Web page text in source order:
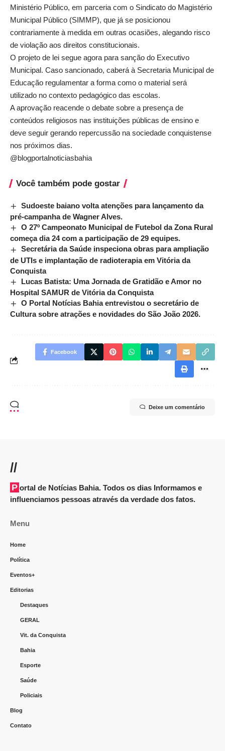
Ministério Público, em parceria com o Sindicato do Magistério
Municipal Público (SIMMP), que já se posicionou
contrariamente à medida em outras ocasiões, alegando risco
de violação aos direitos constitucionais.
O projeto de lei segue agora para sanção do Executivo
Municipal. Caso sancionado, caberá à Secretaria Municipal de
Educação regulamentar a forma como o material será
utilizado no contexto pedagógico das escolas.
A aprovação reacende o debate sobre a presença de
conteúdos religiosos nas instituições públicas de ensino e
deve seguir gerando repercussão na sociedade conquistense
nos próximos dias.
@blogportalnoticiasbahia
Você também pode gostar
Sudoeste baiano volta atenções para lançamento da
pré-campanha de Wagner Alves.
O 27º Campeonato Municipal de Futebol da Zona Rural
começa dia 24 com a participação de 29 equipes.
Secretária da Saúde inspeciona obras para ampliação
de UTIs e implantação de radioterapia em Vitória da
Conquista
Lucas Batista: Uma Jornada de Gratidão e Amor no
Hospital SAMUR de Vitória da Conquista
O Portal Notícias Bahia entrevistou o secretário de
Cultura sobre atrações e novidades do São João 2026.
Facebook
Deixe um comentário
//
Portal de Notícias Bahia. Todos os dias Informamos e
influenciamos pessoas através da verdade dos fatos.
Menu
Home
Política
Eventos+
Editorias
Destaques
GERAL
Vit. da Conquista
Bahia
Esporte
Saúde
Policiais
Blog
Contato